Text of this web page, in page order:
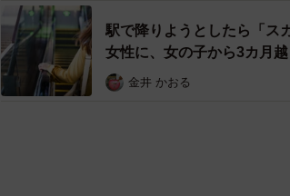
「店選びのセンスがすばらしいですww」
「素敵すぎて眩しいです…しおりのセンス
「旅を楽しみにしながら書いたことが伝わ
駅で降りようとしたら「ス
女性に、女の子から3カ月
金井 かおる